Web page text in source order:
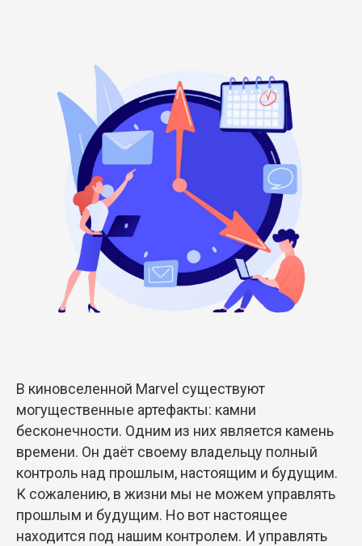
В киновселенной Marvel существуют
могущественные артефакты: камни
бесконечности. Одним из них является камень
времени. Он даёт своему владельцу полный
контроль над прошлым, настоящим и будущим.
К сожалению, в жизни мы не можем управлять
прошлым и будущим. Но вот настоящее
находится под нашим контролем. И управлять